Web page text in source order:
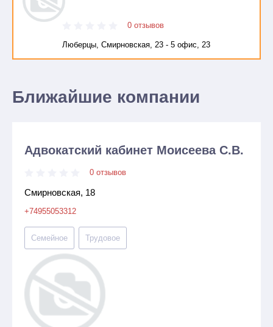
0 отзывов
Люберцы, Смирновская, 23 - 5 офис, 23
Ближайшие компании
Адвокатский кабинет Моисеева С.В.
0 отзывов
Смирновская, 18
+74955053312
Семейное Трудовое